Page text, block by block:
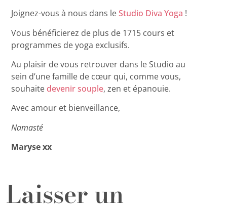
Joignez-vous à nous dans leStudio Diva Yoga !
Vous bénéficierez de plus de 1715 cours et
programmes de yoga exclusifs.
Au plaisir de vous retrouver dans le Studio au
sein d’une famille de cœur qui, comme vous,
souhaite devenir souple, zen et épanouie.
Avec amour et bienveillance,
Namasté
Maryse xx
Laisser un